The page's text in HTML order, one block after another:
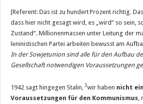
[Referent: Das ist zu hundert Prozent richtig.
dass hier nicht gesagt wird, es „wird“ so sein,
Zustand“. Millionenmassen unter Leitung der
leninistischen Partei arbeiten bewusst am
In der Sowjetunion sind alle für den Aufbau
Gesellschaft notwendigen Voraussetzungen
1942 sagt hingegen Stalin,3wir haben nicht
Voraussetzungen für den Kommunismus,